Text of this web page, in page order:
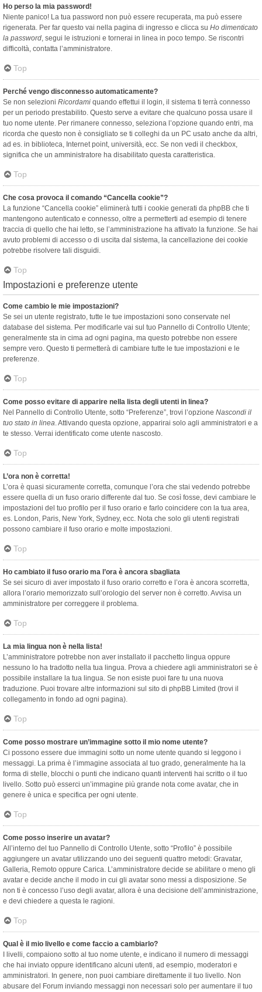
Ho perso la mia password!
Niente panico! La tua password non può essere recuperata, ma può essere
rigenerata. Per far questo vai nella pagina di ingresso e clicca su Ho dimenticato
la password, segui le istruzioni e tornerai in linea in poco tempo. Se riscontri
difficoltà, contatta l’amministratore.
Top
Perché vengo disconnesso automaticamente?
Se non selezioni Ricordami quando effettui il login, il sistema ti terrà connesso
per un periodo prestabilito. Questo serve a evitare che qualcuno possa usare il
tuo nome utente. Per rimanere connesso, seleziona l’opzione quando entri, ma
ricorda che questo non è consigliato se ti colleghi da un PC usato anche da altri,
ad es. in biblioteca, Internet point, università, ecc. Se non vedi il checkbox,
significa che un amministratore ha disabilitato questa caratteristica.
Top
Che cosa provoca il comando “Cancella cookie”?
La funzione “Cancella cookie” eliminerà tutti i cookie generati da phpBB che ti
mantengono autenticato e connesso, oltre a permetterti ad esempio di tenere
traccia di quello che hai letto, se l’amministrazione ha attivato la funzione. Se hai
avuto problemi di accesso o di uscita dal sistema, la cancellazione dei cookie
potrebbe risolvere tali disguidi.
Top
Impostazioni e preferenze utente
Come cambio le mie impostazioni?
Se sei un utente registrato, tutte le tue impostazioni sono conservate nel
database del sistema. Per modificarle vai sul tuo Pannello di Controllo Utente;
generalmente sta in cima ad ogni pagina, ma questo potrebbe non essere
sempre vero. Questo ti permetterà di cambiare tutte le tue impostazioni e le
preferenze.
Top
Come posso evitare di apparire nella lista degli utenti in linea?
Nel Pannello di Controllo Utente, sotto “Preferenze”, trovi l’opzione Nascondi il
tuo stato in linea. Attivando questa opzione, apparirai solo agli amministratori e a
te stesso. Verrai identificato come utente nascosto.
Top
L’ora non è corretta!
L’ora è quasi sicuramente corretta, comunque l’ora che stai vedendo potrebbe
essere quella di un fuso orario differente dal tuo. Se così fosse, devi cambiare le
impostazioni del tuo profilo per il fuso orario e farlo coincidere con la tua area,
es. London, Paris, New York, Sydney, ecc. Nota che solo gli utenti registrati
possono cambiare il fuso orario e molte impostazioni.
Top
Ho cambiato il fuso orario ma l’ora è ancora sbagliata
Se sei sicuro di aver impostato il fuso orario corretto e l’ora è ancora scorretta,
allora l’orario memorizzato sull’orologio del server non è corretto. Avvisa un
amministratore per correggere il problema.
Top
La mia lingua non è nella lista!
L’amministratore potrebbe non aver installato il pacchetto lingua oppure
nessuno lo ha tradotto nella tua lingua. Prova a chiedere agli amministratori se è
possibile installare la tua lingua. Se non esiste puoi fare tu una nuova
traduzione. Puoi trovare altre informazioni sul sito di phpBB Limited (trovi il
collegamento in fondo ad ogni pagina).
Top
Come posso mostrare un’immagine sotto il mio nome utente?
Ci possono essere due immagini sotto un nome utente quando si leggono i
messaggi. La prima è l’immagine associata al tuo grado, generalmente ha la
forma di stelle, blocchi o punti che indicano quanti interventi hai scritto o il tuo
livello. Sotto può esserci un’immagine più grande nota come avatar, che in
genere è unica e specifica per ogni utente.
Top
Come posso inserire un avatar?
All’interno del tuo Pannello di Controllo Utente, sotto “Profilo” è possibile
aggiungere un avatar utilizzando uno dei seguenti quattro metodi: Gravatar,
Galleria, Remoto oppure Carica. L’amministratore decide se abilitare o meno gli
avatar e decide anche il modo in cui gli avatar sono messi a disposizione. Se
non ti è concesso l’uso degli avatar, allora è una decisione dell’amministrazione,
e devi chiedere a questa le ragioni.
Top
Qual è il mio livello e come faccio a cambiarlo?
I livelli, compaiono sotto al tuo nome utente, e indicano il numero di messaggi
che hai inviato oppure identificano alcuni utenti, ad esempio, moderatori e
amministratori. In genere, non puoi cambiare direttamente il tuo livello. Non
abusare del Forum inviando messaggi non necessari solo per aumentare il tuo